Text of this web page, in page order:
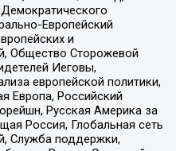
Европейский
и
Общество Сторожевой
Иеговы,
европейской политики,
Европа, Российский
Русская Америка за
Россия, Глобальная сеть
Служба поддержки,